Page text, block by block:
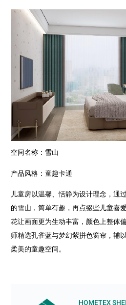
空间名称：雪山
产品风格：童趣卡通
儿童房以温馨、恬静为设计理念，通
的雪山，简单有趣，再点缀些儿童喜
花让画面更为生动丰富，颜色上整体
师精选孔雀蓝与梦幻紫拼色窗帘，辅
柔美的童趣空间。